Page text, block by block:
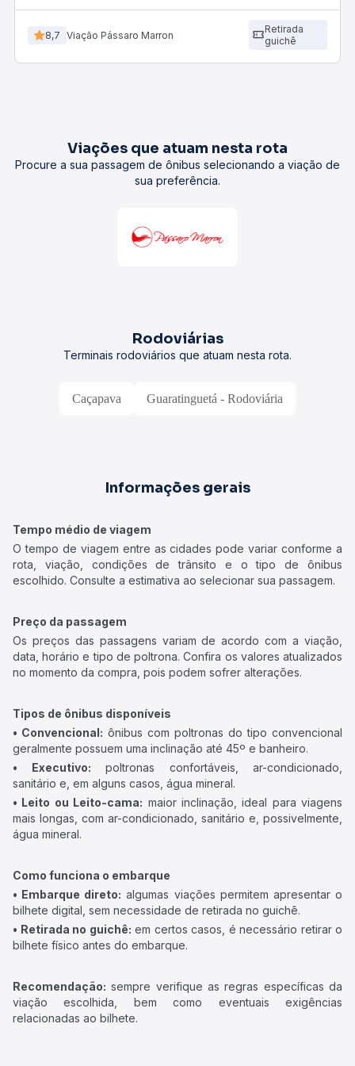
8,7 Viação Pássaro Marron
Retirada
guichê
Viações que atuam nesta rota
Procure a sua passagem de ônibus selecionando a viação de
sua preferência.
Rodoviárias
Terminais rodoviários que atuam nesta rota.
Caçapava Guaratinguetá - Rodoviária
Informações gerais
Tempo médio de viagem
O tempo de viagem entre as cidades pode variar conforme a
rota, viação, condições de trânsito e o tipo de ônibus
escolhido. Consulte a estimativa ao selecionar sua passagem.
Preço da passagem
Os preços das passagens variam de acordo com a viação,
data, horário e tipo de poltrona. Confira os valores atualizados
no momento da compra, pois podem sofrer alterações.
Tipos de ônibus disponíveis
• Convencional: ônibus com poltronas do tipo convencional
geralmente possuem uma inclinação até 45º e banheiro.
• Executivo: poltronas confortáveis, ar-condicionado,
sanitário e, em alguns casos, água mineral.
• Leito ou Leito-cama: maior inclinação, ideal para viagens
mais longas, com ar-condicionado, sanitário e, possivelmente,
água mineral.
Como funciona o embarque
• Embarque direto: algumas viações permitem apresentar o
bilhete digital, sem necessidade de retirada no guichê.
• Retirada no guichê: em certos casos, é necessário retirar o
bilhete físico antes do embarque.
Recomendação: sempre verifique as regras específicas da
viação escolhida, bem como eventuais exigências
relacionadas ao bilhete.